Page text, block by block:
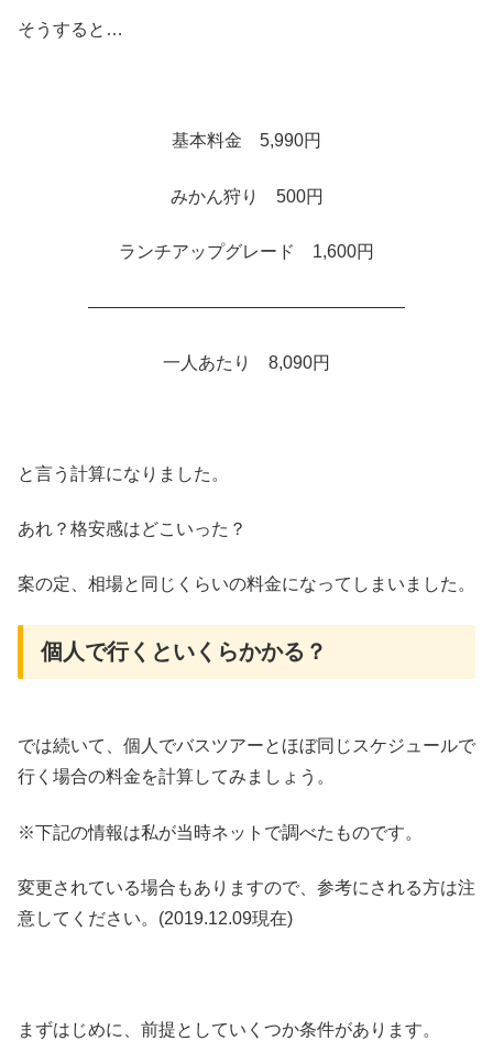
そうすると…
基本料金 5,990円
みかん狩り 500円
ランチアップグレード 1,600円
――――――――――――――――――
一人あたり 8,090円
と言う計算になりました。
あれ？格安感はどこいった？
案の定、相場と同じくらいの料金になってしまいました。
個人で行くといくらかかる？
では続いて、個人でバスツアーとほぼ同じスケジュールで
行く場合の料金を計算してみましょう。
※下記の情報は私が当時ネットで調べたものです。
変更されている場合もありますので、参考にされる方は注
意してください。(2019.12.09現在)
まずはじめに、前提としていくつか条件があります。